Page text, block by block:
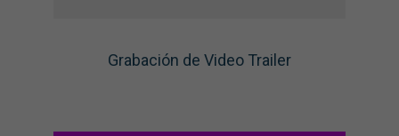
Grabación de Video Trailer